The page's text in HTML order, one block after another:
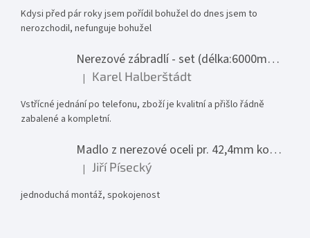
Kdysi před pár roky jsem pořídil bohužel do dnes jsem to
nerozchodil, nefunguje bohužel
Nerezové zábradlí - set (délka:6000mm x výška:1000mm)
Hodnocení produktu je 5 z 5 hvězdiček.
| Karel Halberštádt
Vstřícné jednání po telefonu, zboží je kvalitní a přišlo řádně
zabalené a kompletní.
Madlo z nerezové oceli pr. 42,4mm komplet - model 0116 - 3000mm
Hodnocení produktu je 5 z 5 hvězdiček.
| Jiří Písecký
jednoduchá montáž, spokojenost